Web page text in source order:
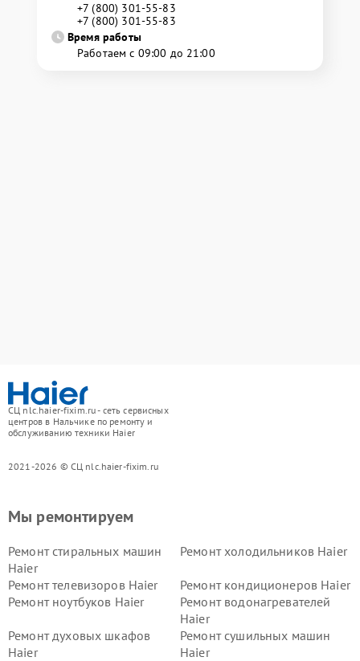
+7 (800) 301-55-83
+7 (800) 301-55-83
Время работы
Работаем с 09:00 до 21:00
СЦ nlc.haier-fixim.ru - сеть сервисных
центров в Нальчике по ремонту и
обслуживанию техники Haier
2021-2026 © СЦ nlc.haier-fixim.ru
Мы ремонтируем
Ремонт стиральных машин
Haier
Ремонт холодильников Haier
Ремонт телевизоров Haier
Ремонт кондиционеров Haier
Ремонт ноутбуков Haier
Ремонт водонагревателей
Haier
Ремонт духовых шкафов
Haier
Ремонт сушильных машин
Haier